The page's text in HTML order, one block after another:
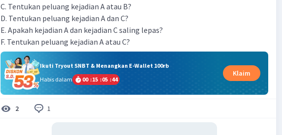
C. Tentukan peluang kejadian A atau B?
D. Tentukan peluang kejadian A dan C?
E. Apakah kejadian A dan kejadian C saling lepas?
F. Tentukan peluang kejadian A atau C?
Ikuti Tryout SNBT & Menangkan E-Wallet 100rb
Habis dalam
00 :15 :05 :44
Klaim
2 1